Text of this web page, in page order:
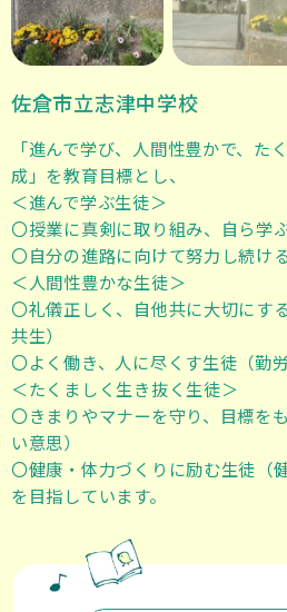
佐倉市立志津中学校
「進んで学び、人間性豊かで、た
成」を教育目標とし、
＜進んで学ぶ生徒＞
〇授業に真剣に取り組み、自ら学
〇自分の進路に向けて努力し続け
＜人間性豊かな生徒＞
〇礼儀正しく、自他共に大切にす
共生）
〇よく働き、人に尽くす生徒（勤労
＜たくましく生き抜く生徒＞
〇きまりやマナーを守り、目標を
い意思）
〇健康・体力づくりに励む生徒（
を目指しています。